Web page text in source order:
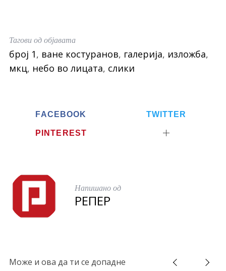
e
b
o
t
t
e
r
e
Тагови од објавата
број 1, ване костуранов, галерија, изложба,
мкц, небо во лицата, слики
FACEBOOK TWITTER
PINTEREST
Напишано од
РЕПЕР
Може и ова да ти се допадне